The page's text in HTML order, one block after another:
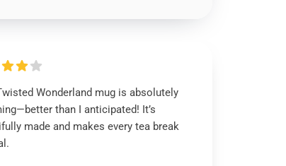
Wonderland mug is absolutely
than I anticipated! It’s
made and makes every tea break